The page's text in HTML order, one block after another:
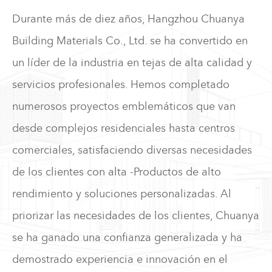
Durante más de diez años, Hangzhou Chuanya
Building Materials Co., Ltd. se ha convertido en
un líder de la industria en tejas de alta calidad y
servicios profesionales. Hemos completado
numerosos proyectos emblemáticos que van
desde complejos residenciales hasta centros
comerciales, satisfaciendo diversas necesidades
de los clientes con alta -Productos de alto
rendimiento y soluciones personalizadas. Al
priorizar las necesidades de los clientes, Chuanya
se ha ganado una confianza generalizada y ha
demostrado experiencia e innovación en el
03 Aug
2026
¿Son las tejas de resina sintética adecuadas
para edificios residenciales?
Honestamente, el techo es una de las partes más importantes de
cualquier edificio residencial, si lo piensas bien. Es...
Leer más